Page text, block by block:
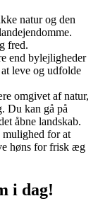
natur og den
fred.
end bylejligheder
leve og udfolde
omgivet af natur,
Du kan gå på
åbne landskab.
mulighed for at
høns for frisk æg
i dag!